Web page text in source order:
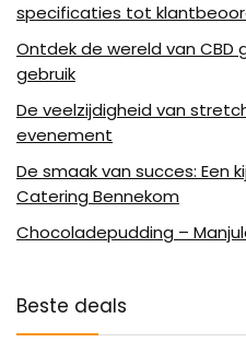
specificaties tot
Ontdek de wereld van
gebruik
De veelzijdigheid van
evenement
De smaak van succes: Een
Catering Bennekom
Chocoladepudding –
Beste deals